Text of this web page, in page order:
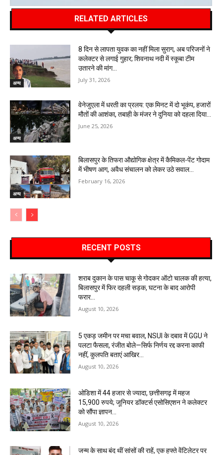
RELATED ARTICLES
अन्य
8 दिन से लापता युवक का नहीं मिला सुराग, अब परिजनों ने
कलेक्टर से लगाई गुहार; शिवनाथ नदी में स्कूबा टीम
उतारने की मांग…
July 31, 2026
अन्य
वेनेजुएला में धरती का प्रलय: एक मिनट में दो भूकंप, हजारों
मौतों की आशंका, तबाही के मंजर ने दुनिया को दहला दिया…
June 25, 2026
अन्य
बिलासपुर के तिफरा औद्योगिक क्षेत्र में कैमिकल-पेंट गोदाम
में भीषण आग, अवैध संचालन को लेकर उठे सवाल…
February 16, 2026
RECENT POSTS
शराब दुकान के पास चाकू से गोदकर ऑटो चालक की हत्या,
बिलासपुर में फिर दहली सड़क, घटना के बाद आरोपी
फरार…
August 10, 2026
5 एकड़ जमीन पर मचा बवाल, NSUI के दबाव में GGU ने
पलटा फैसला, रंजीत बोले—सिर्फ निर्णय रद्द करना काफी
नहीं, कुलपति बताएं आखिर...
August 10, 2026
ओडिशा में 44 हजार से ज्यादा, छत्तीसगढ़ में महज
15,900 रुपये; जूनियर डॉक्टर्स एसोसिएशन ने कलेक्टर
को सौंपा ज्ञापन…
August 10, 2026
जन्म के साथ बंद थीं सांसों की राहें, एक हफ्ते वेंटिलेटर पर